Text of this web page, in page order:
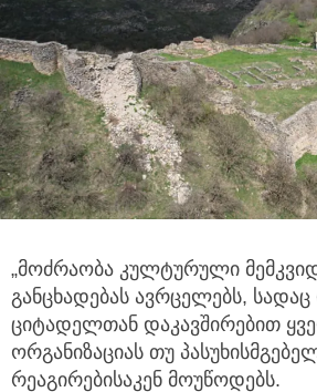
„მოძრაობა კულტურული
განცხადებას ავრცელებს, სადაც
ციტადელთან დაკავშირებით
ორგანიზაციას თუ
რეაგირებისაკენ მოუწოდებს.